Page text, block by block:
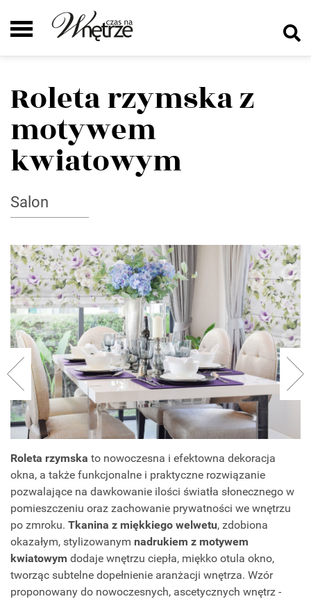
Roleta rzymska z
motywem
kwiatowym
Salon
Roleta rzymska to nowoczesna i efektowna dekoracja
okna, a także funkcjonalne i praktyczne rozwiązanie
pozwalające na dawkowanie ilości światła słonecznego w
pomieszczeniu oraz zachowanie prywatności we wnętrzu
po zmroku. Tkanina z miękkiego welwetu, zdobiona
okazałym, stylizowanym nadrukiem z motywem
kwiatowym dodaje wnętrzu ciepła, miękko otula okno,
tworząc subtelne dopełnienie aranżacji wnętrza. Wzór
proponowany do nowoczesnych, ascetycznych wnętrz -